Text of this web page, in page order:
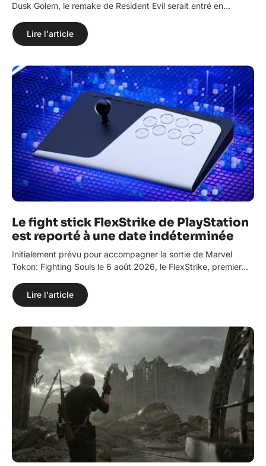
Dusk Golem, le remake de Resident Evil serait entré en…
Lire l'article
Le fight stick FlexStrike de PlayStation
est reporté à une date indéterminée
Initialement prévu pour accompagner la sortie de Marvel
Tokon: Fighting Souls le 6 août 2026, le FlexStrike, premier…
Lire l'article